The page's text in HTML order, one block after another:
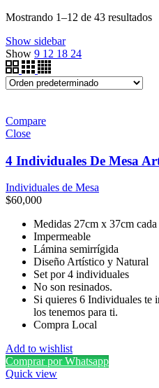
Mostrando 1–12 de 43 resultados
Show sidebar
Show 9 12 18 24
Compare
Close
4 Individuales De Mesa
Individuales de Mesa
$60,000
Medidas 27cm x 37cm
Impermeable
Lámina semirrígida
Diseño Artístico y Natural
Set por 4 individuales
No son resinados.
Si quieres 6 Individuales te
los tenemos para ti.
Compra Local
Add to wishlist
Comprar por Whatsapp
Quick view